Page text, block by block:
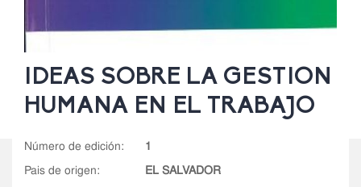
IDEAS SOBRE LA GESTION
HUMANA EN EL TRABAJO
número de edición:
1
pais de origen:
EL SALVADOR